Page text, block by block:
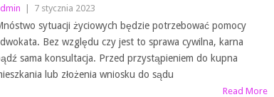
7 stycznia 2023
sytuacji życiowych będzie potrzebować pomocy
Bez względu czy jest to sprawa cywilna, karna
sama konsultacja. Przed przystąpieniem do kupna
lub złożenia wniosku do sądu
Read More